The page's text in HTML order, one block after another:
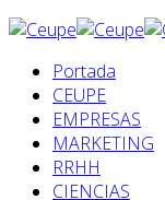
Portada
CEUPE
EMPRESAS
MARKETING
RRHH
CIENCIAS